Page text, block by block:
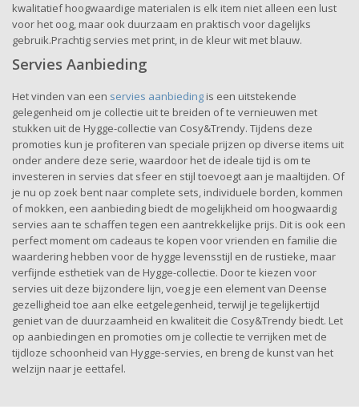
kwalitatief hoogwaardige materialen is elk item niet alleen een lust
voor het oog, maar ook duurzaam en praktisch voor dagelijks
gebruik.Prachtig servies met print, in de kleur wit met blauw.
Servies Aanbieding
Het vinden van een servies aanbieding is een uitstekende
gelegenheid om je collectie uit te breiden of te vernieuwen met
stukken uit de Hygge-collectie van Cosy&Trendy. Tijdens deze
promoties kun je profiteren van speciale prijzen op diverse items uit
onder andere deze serie, waardoor het de ideale tijd is om te
investeren in servies dat sfeer en stijl toevoegt aan je maaltijden. Of
je nu op zoek bent naar complete sets, individuele borden, kommen
of mokken, een aanbieding biedt de mogelijkheid om hoogwaardig
servies aan te schaffen tegen een aantrekkelijke prijs. Dit is ook een
perfect moment om cadeaus te kopen voor vrienden en familie die
waardering hebben voor de hygge levensstijl en de rustieke, maar
verfijnde esthetiek van de Hygge-collectie. Door te kiezen voor
servies uit deze bijzondere lijn, voeg je een element van Deense
gezelligheid toe aan elke eetgelegenheid, terwijl je tegelijkertijd
geniet van de duurzaamheid en kwaliteit die Cosy&Trendy biedt. Let
op aanbiedingen en promoties om je collectie te verrijken met de
tijdloze schoonheid van Hygge-servies, en breng de kunst van het
welzijn naar je eettafel.